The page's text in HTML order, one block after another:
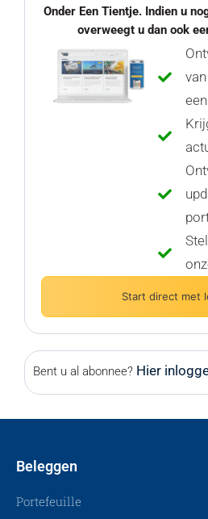
Onder Een Tientje. Indien u
overweegt u dan ook
Start direct met
Bent u al abonnee? Hier
Beleggen
Portefeuille